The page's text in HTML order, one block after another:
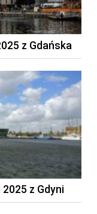
z Gdańska
z Gdyni